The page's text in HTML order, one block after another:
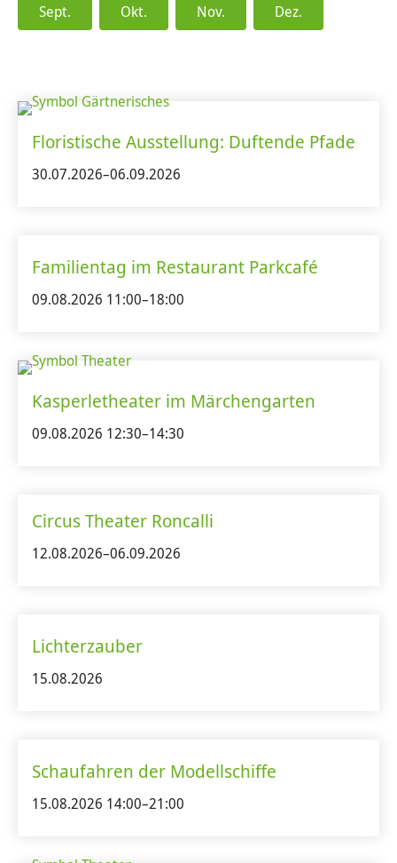
Sept. Okt. Nov. Dez.
Floristische Ausstellung: Duftende Pfade
30.07.2026–06.09.2026
Familientag im Restaurant Parkcafé
09.08.2026 11:00–18:00
Kasperletheater im Märchengarten
09.08.2026 12:30–14:30
Circus Theater Roncalli
12.08.2026–06.09.2026
Lichterzauber
15.08.2026
Schaufahren der Modellschiffe
15.08.2026 14:00–21:00